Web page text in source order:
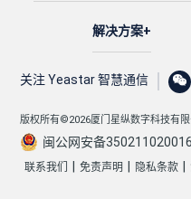
解决方案
关注 Yeastar 智慧通信
版权所有©2026厦门星纵数字科技有限
闽公网安备
联系我们 免责声明 隐私条款